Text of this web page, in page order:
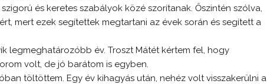
és keretes szabályok közé szorítanak. Őszintén szólva,
mert ezek segítettek megtartani az évek során és segített a
legmeghatározóbb év. Troszt Mátét kértem fel, hogy
volt, de jó barátom is egyben.
töltöttem. Egy év kihagyás után, nehéz volt visszakerülni a